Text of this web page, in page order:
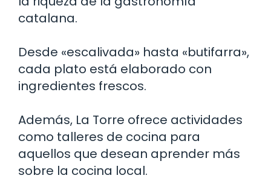
catalana.
Desde «escalivada» hasta «butifarra»,
cada plato está elaborado con
ingredientes frescos.
Además, La Torre ofrece actividades
como talleres de cocina para
aquellos que desean aprender más
sobre la cocina local.